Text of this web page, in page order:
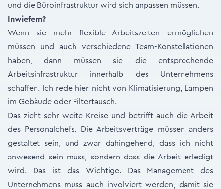
und die Büroinfrastruktur wird sich anpassen müssen.
Inwiefern?
Wenn sie mehr flexible Arbeitszeiten ermöglichen
müssen und auch verschiedene Team-Konstellationen
haben, dann müssen sie die entsprechende
Arbeitsinfrastruktur innerhalb des Unternehmens
schaffen. Ich rede hier nicht von Klimatisierung, Lampen
im Gebäude oder Filtertausch.
Das zieht sehr weite Kreise und betrifft auch die Arbeit
des Personalchefs. Die Arbeitsverträge müssen anders
gestaltet sein, und zwar dahingehend, dass ich nicht
anwesend sein muss, sondern dass die Arbeit erledigt
wird. Das ist das Wichtige. Das Management des
Unternehmens muss auch involviert werden, damit sie